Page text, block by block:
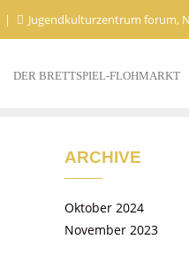
Jugendkulturzentrum forum,
DER BRETTSPIEL-FLOHMARKT
ARCHIVE
Oktober 2024
November 2023